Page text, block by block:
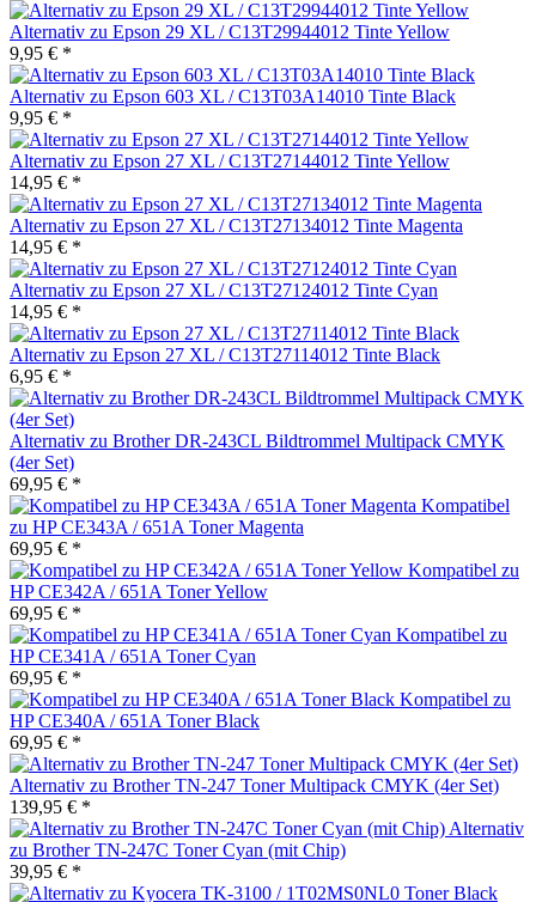
Alternativ zu Epson 29 XL / C13T29944012 Tinte Yellow
9,95 € *
Alternativ zu Epson 603 XL / C13T03A14010 Tinte Black
9,95 € *
Alternativ zu Epson 27 XL / C13T27144012 Tinte Yellow
14,95 € *
Alternativ zu Epson 27 XL / C13T27134012 Tinte Magenta
14,95 € *
Alternativ zu Epson 27 XL / C13T27124012 Tinte Cyan
14,95 € *
Alternativ zu Epson 27 XL / C13T27114012 Tinte Black
6,95 € *
Alternativ zu Brother DR-243CL Bildtrommel Multipack CMYK
(4er Set)
69,95 € *
Kompatibel
zu HP CE343A / 651A Toner Magenta
69,95 € *
Kompatibel zu
HP CE342A / 651A Toner Yellow
69,95 € *
Kompatibel zu
HP CE341A / 651A Toner Cyan
69,95 € *
Kompatibel zu
HP CE340A / 651A Toner Black
69,95 € *
Alternativ zu Brother TN-247 Toner Multipack CMYK (4er Set)
139,95 € *
Alternativ
zu Brother TN-247C Toner Cyan (mit Chip)
39,95 € *